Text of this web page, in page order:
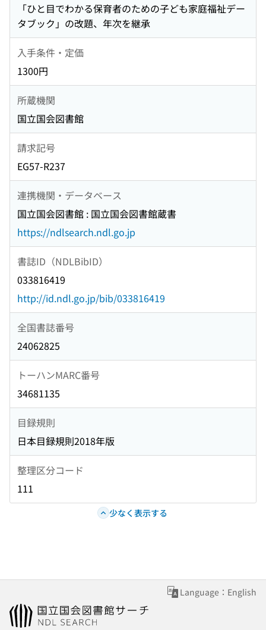
「ひと目でわかる保育者のための子ども家庭福祉デー
タブック」の改題、年次を継承
入手条件・定価
1300円
所蔵機関
国立国会図書館
請求記号
EG57-R237
連携機関・データベース
国立国会図書館 : 国立国会図書館蔵書
https://ndlsearch.ndl.go.jp
書誌ID（NDLBibID）
033816419
http://id.ndl.go.jp/bib/033816419
全国書誌番号
24062825
トーハンMARC番号
34681135
目録規則
日本目録規則2018年版
整理区分コード
111
少なく表示する
Language：English